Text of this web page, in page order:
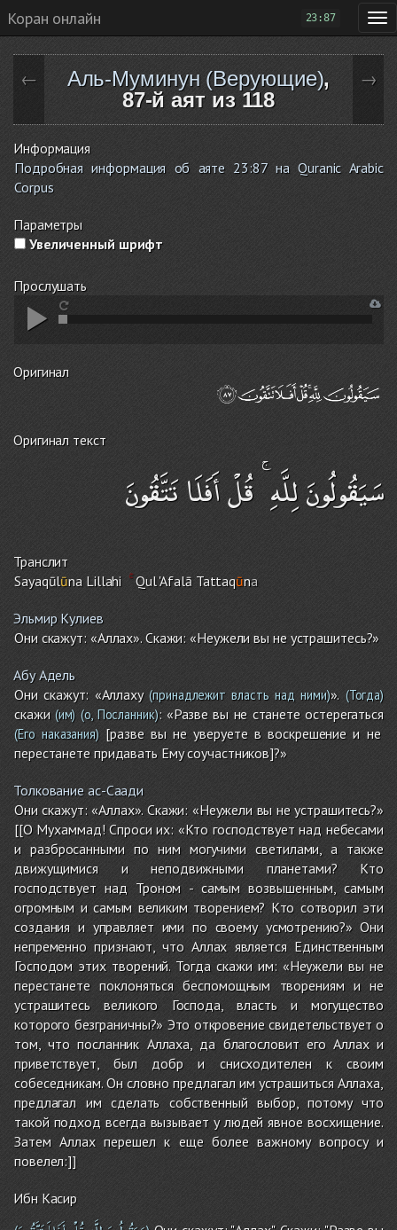
Коран онлайн 23:87
← Аль-Муминун (Верующие),
87-й аят из 118
→
Информация
Подробная информация об аяте 23:87 на Quranic Arabic
Corpus
Параметры
Увеличенный шрифт
Прослушать
Оригинал
Оригинал текст
سَيَقُولُونَ لِلَّهِ ۚ قُلْ أَفَلَا تَتَّقُونَ
Транслит
Sayaqūlūna Lillahi Qul 'Afalā Tattaqūna
Эльмир Кулиев
Они скажут: «Аллах». Скажи: «Неужели вы не устрашитесь?»
Абу Адель
Они скажут: «Аллаху(принадлежит власть над ними)». (Тогда)
скажи(им) (о, Посланник): «Разве вы не станете остерегаться
(Его наказания)[разве вы не уверуете в воскрешение и не
перестанете придавать Ему соучастников]?»
Толкование ас-Саади
Они скажут: «Аллах». Скажи: «Неужели вы не устрашитесь?»
[[О Мухаммад! Спроси их: «Кто господствует над небесами
и разбросанными по ним могучими светилами, а также
движущимися и неподвижными планетами? Кто
господствует над Троном - самым возвышенным, самым
огромным и самым великим творением? Кто сотворил эти
создания и управляет ими по своему усмотрению?» Они
непременно признают, что Аллах является Единственным
Господом этих творений. Тогда скажи им: «Неужели вы не
перестанете поклоняться беспомощным творениям и не
устрашитесь великого Господа, власть и могущество
которого безграничны?» Это откровение свидетельствует о
том, что посланник Аллаха, да благословит его Аллах и
приветствует, был добр и снисходителен к своим
собеседникам. Он словно предлагал им устрашиться Аллаха,
предлагал им сделать собственный выбор, потому что
такой подход всегда вызывает у людей явное восхищение.
Затем Аллах перешел к еще более важному вопросу и
повелел:]]
Ибн Касир